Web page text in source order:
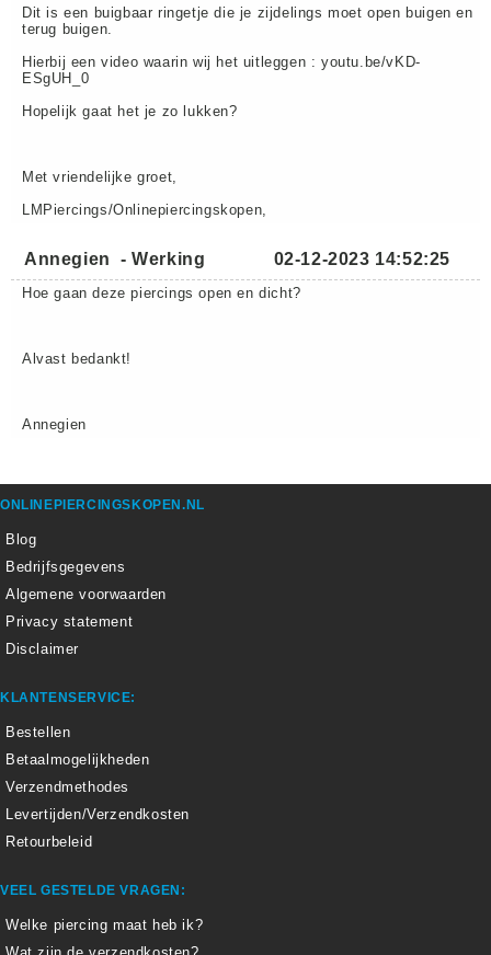
Dit is een buigbaar ringetje die je zijdelings moet open buigen en
terug buigen.
Hierbij een video waarin wij het uitleggen : youtu.be/vKD-
ESgUH_0
Hopelijk gaat het je zo lukken?
Met vriendelijke groet,
LMPiercings/Onlinepiercingskopen,
Annegien -Werking 02-12-2023 14:52:25
Hoe gaan deze piercings open en dicht?
Alvast bedankt!
Annegien
ONLINEPIERCINGSKOPEN.NL
Blog
Bedrijfsgegevens
Algemene voorwaarden
Privacy statement
Disclaimer
KLANTENSERVICE:
Bestellen
Betaalmogelijkheden
Verzendmethodes
Levertijden/Verzendkosten
Retourbeleid
VEEL GESTELDE VRAGEN:
Welke piercing maat heb ik?